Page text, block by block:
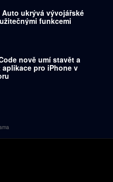
ukrývá vývojářské
funkcemi
nově umí stavět a
pro iPhone v